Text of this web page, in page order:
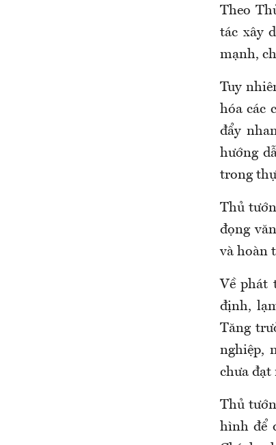
Theo
tác xây
mạnh,
Tuy
hóa các
đẩy
hướng
trong
Thủ
đọng
và hoàn
Về phát
định,
Tăng
nghiệp,
chưa đạt
Thủ
hình để